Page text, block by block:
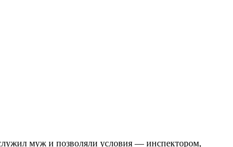
муж и позволяли условия — инспектором,